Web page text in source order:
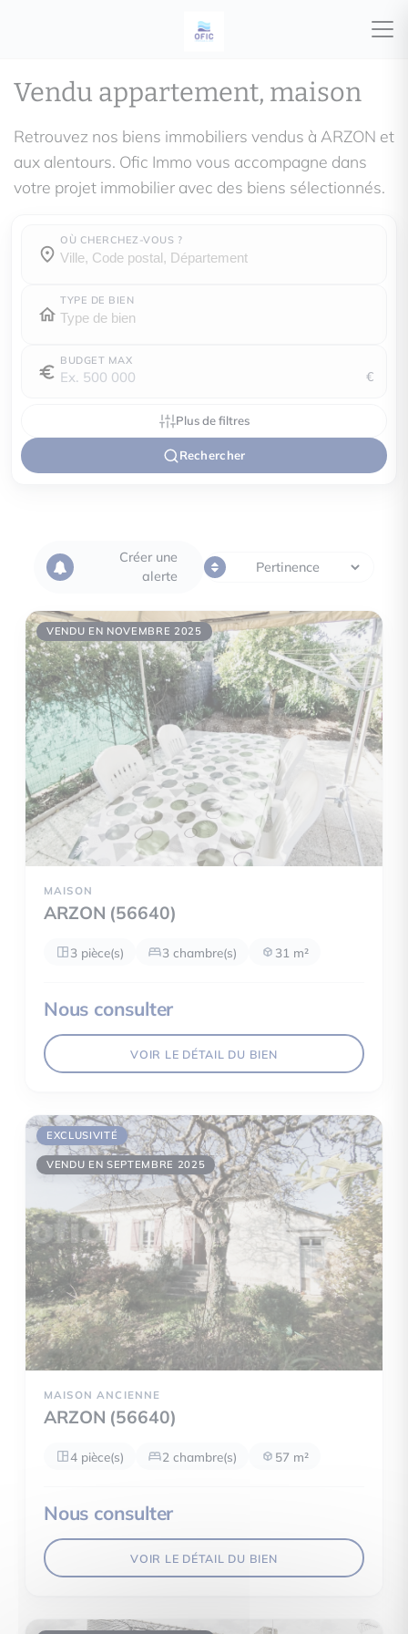
Vendu appartement, maison
Retrouvez nos biens immobiliers vendus à ARZON et
aux alentours. Ofic Immo vous accompagne dans
votre projet immobilier avec des biens sélectionnés.
OÙ CHERCHEZ-VOUS ?
Où cherchez-vous ?
Où cherchez-vous ?
TYPE DE BIEN
BUDGET MAX
€
Plus de filtres
Rechercher
Créer une
alerte
VENDU EN NOVEMBRE 2025
MAISON
ARZON (56640)
3 pièce(s) 3 chambre(s) 31 m²
Nous consulter
VOIR LE DÉTAIL DU BIEN
EXCLUSIVITÉ
VENDU EN SEPTEMBRE 2025
MAISON ANCIENNE
ARZON (56640)
4 pièce(s) 2 chambre(s) 57 m²
Nous consulter
VOIR LE DÉTAIL DU BIEN